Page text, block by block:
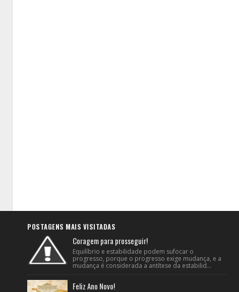
POSTAGENS MAIS VISITADAS
Coragem para prosseguir!
Equilíbrio e estabilidade podem sufocar o
progresso, porque o progresso exige mudança, e a
mudança é considerada a antítese da estabilid...
Feliz Ano Novo!